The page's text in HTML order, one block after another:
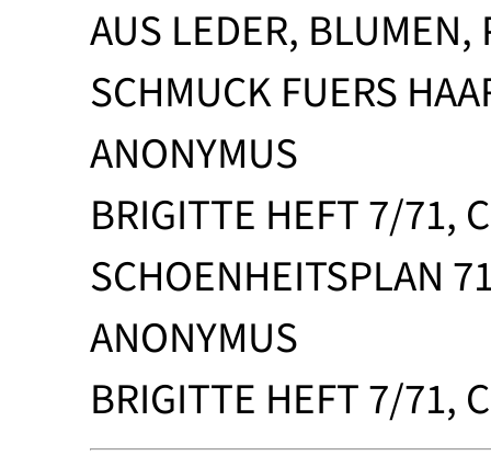
AUS LEDER,
SCHMUCK FUERS
ANONYMUS
BRIGITTE HEFT 7/71,
SCHOENHEITSPLAN
ANONYMUS
BRIGITTE HEFT 7/71,